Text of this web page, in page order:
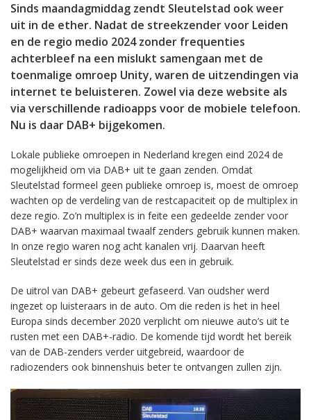
Sinds maandagmiddag zendt Sleutelstad ook weer
uit in de ether. Nadat de streekzender voor Leiden
en de regio medio 2024 zonder frequenties
achterbleef na een mislukt samengaan met de
toenmalige omroep Unity, waren de uitzendingen via
internet te beluisteren. Zowel via deze website als
via verschillende radioapps voor de mobiele telefoon.
Nu is daar DAB+ bijgekomen.
Lokale publieke omroepen in Nederland kregen eind 2024 de
mogelijkheid om via DAB+ uit te gaan zenden. Omdat
Sleutelstad formeel geen publieke omroep is, moest de omroep
wachten op de verdeling van de restcapaciteit op de multiplex in
deze regio. Zo’n multiplex is in feite een gedeelde zender voor
DAB+ waarvan maximaal twaalf zenders gebruik kunnen maken.
In onze regio waren nog acht kanalen vrij. Daarvan heeft
Sleutelstad er sinds deze week dus een in gebruik.
De uitrol van DAB+ gebeurt gefaseerd. Van oudsher werd
ingezet op luisteraars in de auto. Om die reden is het in heel
Europa sinds december 2020 verplicht om nieuwe auto’s uit te
rusten met een DAB+-radio. De komende tijd wordt het bereik
van de DAB-zenders verder uitgebreid, waardoor de
radiozenders ook binnenshuis beter te ontvangen zullen zijn.